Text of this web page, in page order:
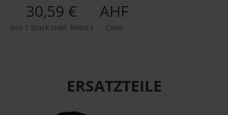
30,59 €
pro 1 Stück (exkl. Mwst.)
AHF
Code
ERSATZTEILE